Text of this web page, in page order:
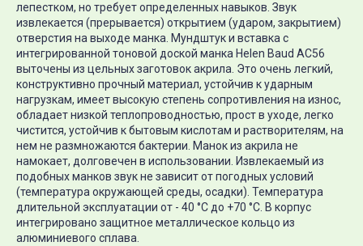
лепестком, но требует определенных навыков. Звук
извлекается (прерывается) открытием (ударом, закрытием)
отверстия на выходе манка. Мундштук и вставка с
интегрированной тоновой доской манка Helen Baud AC56
выточены из цельных заготовок акрила. Это очень легкий,
конструктивно прочный материал, устойчив к ударным
нагрузкам, имеет высокую степень сопротивления на износ,
обладает низкой теплопроводностью, прост в уходе, легко
чистится, устойчив к бытовым кислотам и растворителям, на
нем не размножаются бактерии. Манок из акрила не
намокает, долговечен в использовании. Извлекаемый из
подобных манков звук не зависит от погодных условий
(температура окружающей среды, осадки). Температура
длительной эксплуатации от - 40 °С до +70 °С. В корпус
интегрировано защитное металлическое кольцо из
алюминиевого сплава.